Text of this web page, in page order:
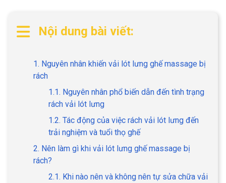
Nội dung bài viết:
1. Nguyên nhân khiến vải lót lưng ghế massage bị
rách
1.1. Nguyên nhân phổ biến dẫn đến tình trạng
rách vải lót lưng
1.2. Tác động của việc rách vải lót lưng đến
trải nghiệm và tuổi thọ ghế
2. Nên làm gì khi vải lót lưng ghế massage bị
rách?
2.1. Khi nào nên và không nên tự sửa chữa vải